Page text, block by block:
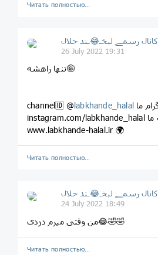
Читать полностью…
کانال رسمے لبخـ😂ـند حلال
26 July 2022 19:31
تنها راهشه🤪
channel🆔 @labkhande_halal
instagram.com/labkhande_halal سایت ما 😉👇
www.labkhande-halal.ir 🌍
Читать полностью…
کانال رسمے لبخـ😂ـند حلال
24 July 2022 18:49
من وقتی میرم دزدی😂🤣🤣
Читать полностью…